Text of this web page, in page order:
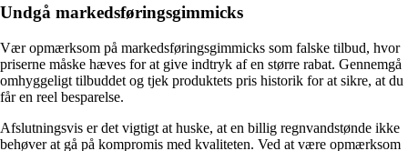
Undgå markedsføringsgimmicks
Vær opmærksom på markedsføringsgimmicks som falske tilbud, hvor
priserne måske hæves for at give indtryk af en større rabat. Gennemgå
omhyggeligt tilbuddet og tjek produktets pris historik for at sikre, at du
får en reel besparelse.
Afslutningsvis er det vigtigt at huske, at en billig regnvandstønde ikke
behøver at gå på kompromis med kvaliteten. Ved at være opmærksom